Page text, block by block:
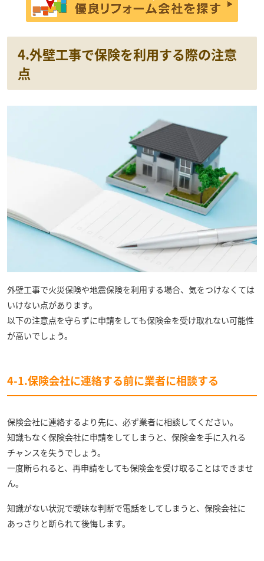
4.外壁工事で保険を利用する際の注意
点
外壁工事で火災保険や地震保険を利用する場合、気をつけなくては
いけない点があります。
以下の注意点を守らずに申請をしても保険金を受け取れない可能性
が高いでしょう。
4-1.保険会社に連絡する前に業者に相談する
保険会社に連絡するより先に、必ず業者に相談してください。
知識もなく保険会社に申請をしてしまうと、保険金を手に入れる
チャンスを失うでしょう。
一度断られると、再申請をしても保険金を受け取ることはできませ
ん。
知識がない状況で曖昧な判断で電話をしてしまうと、保険会社に
あっさりと断られて後悔します。